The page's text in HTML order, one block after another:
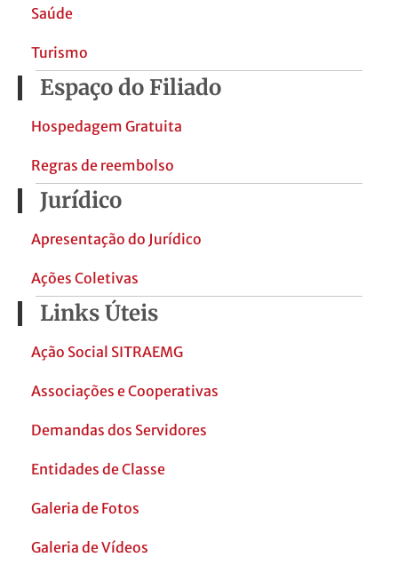
Saúde
Turismo
Espaço do Filiado
Hospedagem Gratuita
Regras de reembolso
Jurídico
Apresentação do Jurídico
Ações Coletivas
Links Úteis
Ação Social SITRAEMG
Associações e Cooperativas
Demandas dos Servidores
Entidades de Classe
Galeria de Fotos
Galeria de Vídeos